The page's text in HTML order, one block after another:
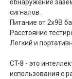
обнаружение
сигналов.
Питание от 2х9В
Расстояние
Легкий и
CT-8 - это
использования с